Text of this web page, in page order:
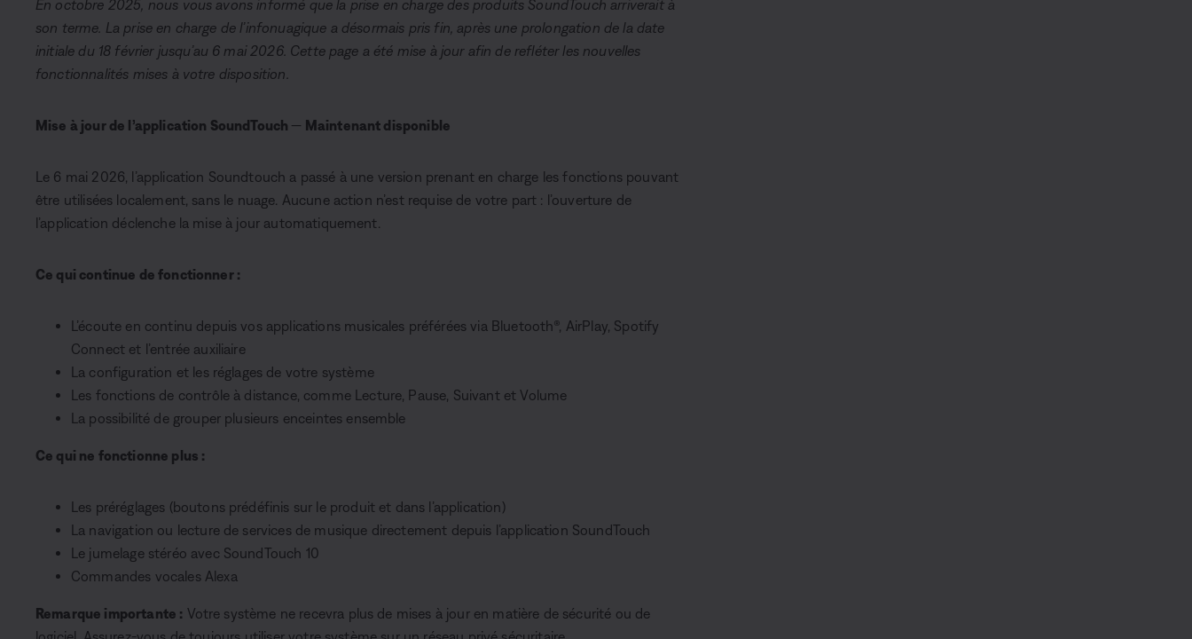
En octobre 2025, nous vous avons informé que la prise en charge des produits SoundTouch arriverait à
son terme. La prise en charge de l’infonuagique a désormais pris fin, après une prolongation de la date
initiale du 18 février jusqu’au 6 mai 2026. Cette page a été mise à jour afin de refléter les nouvelles
fonctionnalités mises à votre disposition.
Mise à jour de l’application SoundTouch — Maintenant disponible
Le 6 mai 2026, l’application Soundtouch a passé à une version prenant en charge les fonctions pouvant
être utilisées localement, sans le nuage. Aucune action n’est requise de votre part : l’ouverture de
l’application déclenche la mise à jour automatiquement.
Ce qui continue de fonctionner :
L’écoute en continu depuis vos applications musicales préférées via Bluetooth®, AirPlay, Spotify
Connect et l’entrée auxiliaire
La configuration et les réglages de votre système
Les fonctions de contrôle à distance, comme Lecture, Pause, Suivant et Volume
La possibilité de grouper plusieurs enceintes ensemble
Ce qui ne fonctionne plus :
Les préréglages (boutons prédéfinis sur le produit et dans l’application)
La navigation ou lecture de services de musique directement depuis l’application SoundTouch
Le jumelage stéréo avec SoundTouch 10
Commandes vocales Alexa
Remarque importante : Votre système ne recevra plus de mises à jour en matière de sécurité ou de